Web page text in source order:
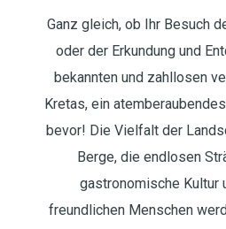
Ganz gleich, ob Ihr Besuch
oder der Erkundung und
bekannten und zahllosen
Kretas, ein
bevor! Die Vielfalt der
Berge, die endlosen
gastronomische Kultur
freundlichen Menschen